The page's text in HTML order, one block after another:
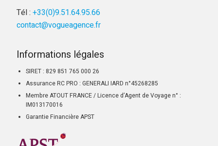
Tél : +33(0)9.51.64.95.66
contact@vogueagence.fr
Informations légales
SIRET : 829 851 765 000 26
Assurance RC PRO : GENERALI IARD n°45268285
Membre ATOUT FRANCE / Licence d’Agent de Voyage n° :
IM013170016
Garantie Financière APST